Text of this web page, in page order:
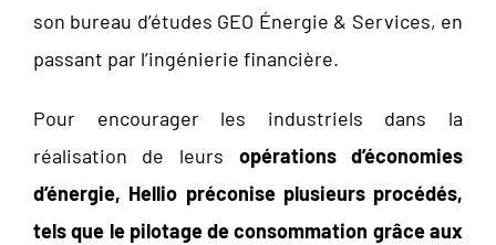
son bureau d’études GEO Énergie & Services, en
passant par l’ingénierie financière.
Pour encourager les industriels dans la
réalisation de leurs opérations d’économies
d’énergie, Hellio préconise plusieurs procédés,
tels que le pilotage de consommation grâce aux